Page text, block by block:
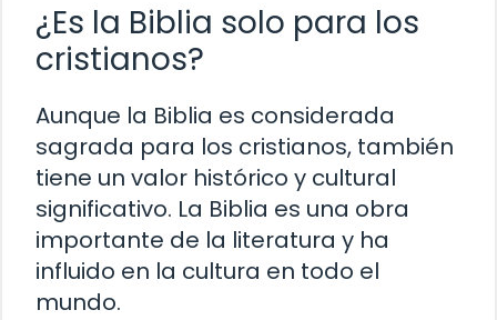
¿Es la Biblia solo para los
cristianos?
Aunque la Biblia es considerada
sagrada para los cristianos, también
tiene un valor histórico y cultural
significativo. La Biblia es una obra
importante de la literatura y ha
influido en la cultura en todo el
mundo.